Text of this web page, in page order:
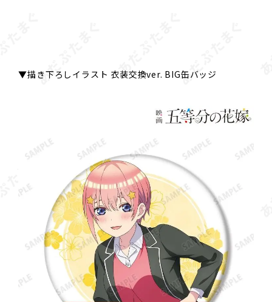
▼描き下ろしイラスト 衣装交換ver. BIG缶バッジ